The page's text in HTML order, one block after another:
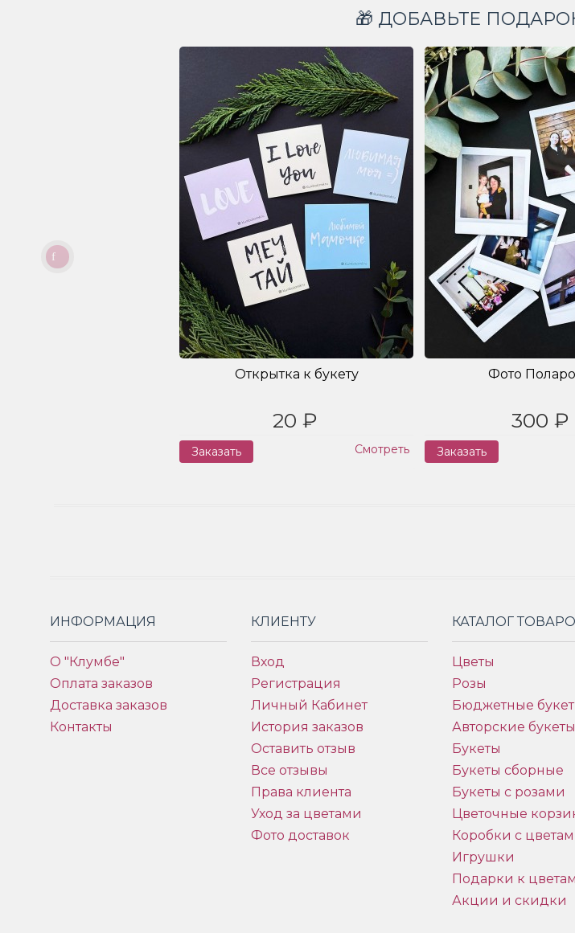
🎁 ДОБАВЬТЕ
Открытка к букету
20 ₽
Заказать Смотреть
Фото
300 ₽
Заказать
ИНФОРМАЦИЯ
О "Клумбе"
Оплата заказов
Доставка заказов
Контакты
КЛИЕНТУ
Вход
Регистрация
Личный Кабинет
История заказов
Оставить отзыв
Все отзывы
Права клиента
Уход за цветами
Фото доставок
КАТАЛОГ
Цветы
Розы
Бюджетные
Авторские букеты
Букеты
Букеты сборные
Букеты с розами
Цветочные
Коробки с
Игрушки
Подарки к цветам
Акции и скидки